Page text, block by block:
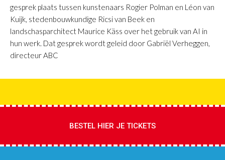
gesprek plaats tussen kunstenaars Rogier Polman en Léon van
Kuijk, stedenbouwkundige Ricsi van Beek en
landschasparchitect Maurice Käss over het gebruik van AI in
hun werk. Dat gesprek wordt geleid door Gabriël Verheggen,
directeur ABC
BESTEL HIER JE TICKETS